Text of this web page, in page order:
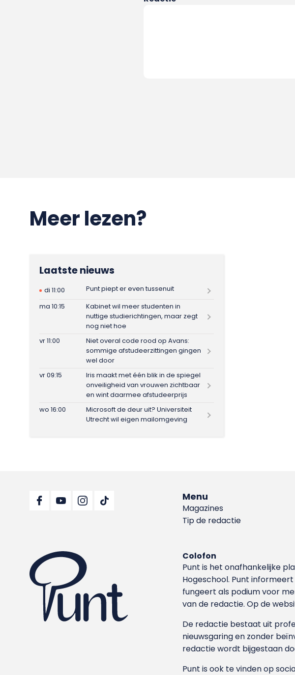
Meer lezen?
Laatste nieuws
di 11:00
Punt piept er even tussenuit
ma 10:15
Kabinet wil meer studenten in
nuttige studierichtingen, maar zegt
nog niet hoe
vr 11:00
Niet overal code rood op Avans:
sommige afstudeerzittingen gingen
wel door
vr 09:15
Iris maakt met één blik in de spiegel
onveiligheid van vrouwen zichtbaar
en wint daarmee afstudeerprijs
wo 16:00
Microsoft de deur uit? Universiteit
Utrecht wil eigen mailomgeving
Menu
Magazines
Tip de redactie
Colofon
Punt is het onafhankelijke
Hoge­school. Punt
fungeert als podium voor
van de redactie. Op de
De redactie bestaat uit
nieuwsgaring en zonder
redactie wordt bijgestaan
Punt is ook te vinden op